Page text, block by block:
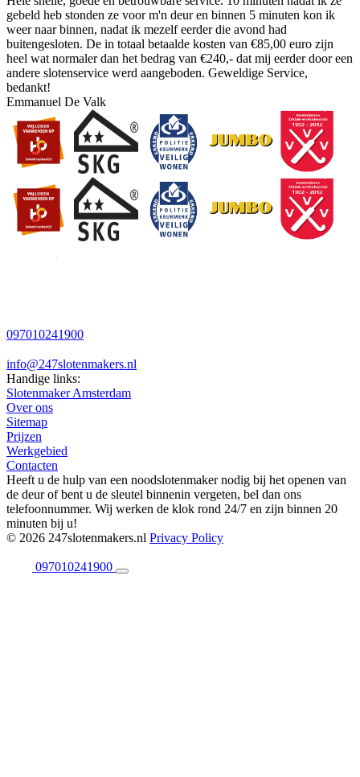
gebeld heb stonden ze voor m'n deur en binnen 5 minuten kon ik
weer naar binnen, nadat ik mezelf eerder die avond had
buitengesloten. De in totaal betaalde kosten van €85,00 euro zijn
heel wat normaler dan het bedrag van €240,- dat mij eerder door een
andere slotenservice werd aangeboden. Geweldige Service,
bedankt!
Emmanuel De Valk
097010241900
info@247slotenmakers.nl
Handige links:
Slotenmaker Amsterdam
Over ons
Sitemap
Prijzen
Werkgebied
Contacten
Heeft u de hulp van een noodslotenmaker nodig bij het openen van
de deur of bent u de sleutel binnenin vergeten, bel dan ons
telefoonnummer. Wij werken de klok rond 24/7 en zijn binnen 20
minuten bij u!
© 2026 247slotenmakers.nl Privacy Policy
097010241900